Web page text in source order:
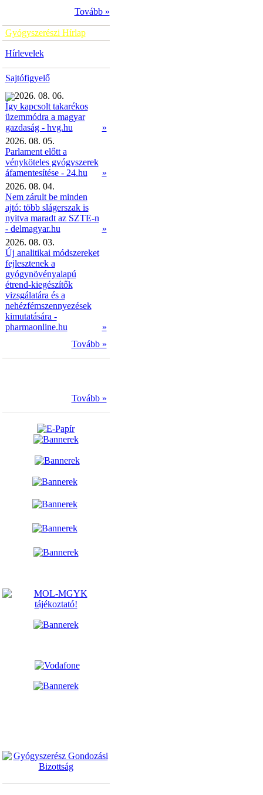
Tovább »
Gyógyszerészi Hírlap
Hírlevelek
Sajtófigyelő
2026. 08. 06.
Így kapcsolt takarékos
üzemmódra a magyar
gazdaság - hvg.hu
»
2026. 08. 05.
Parlament előtt a
vényköteles gyógyszerek
áfamentesítése - 24.hu
»
2026. 08. 04.
Nem zárult be minden
ajtó: több slágerszak is
nyitva maradt az SZTE-n
- delmagyar.hu
»
2026. 08. 03.
Új analitikai módszereket
fejlesztenek a
gyógynövényalapú
étrend-kiegészítők
vizsgálatára és a
nehézfémszennyezések
kimutatására -
pharmaonline.hu
»
Tovább »
Tovább »